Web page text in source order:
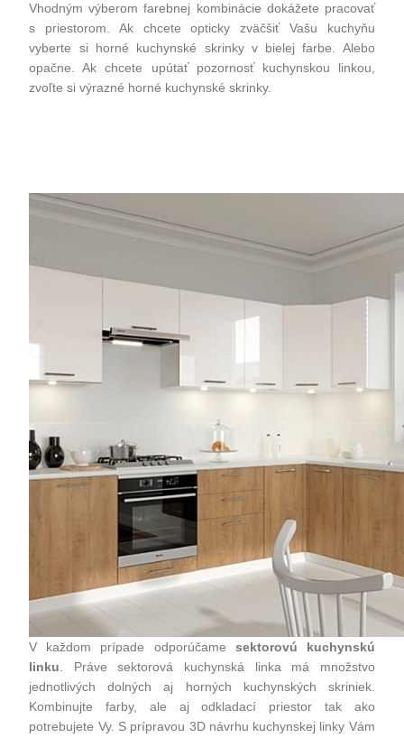
Vhodným výberom farebnej kombinácie dokážete pracovať
s priestorom. Ak chcete opticky zväčšiť Vašu kuchyňu
vyberte si horné kuchynské skrinky v bielej farbe. Alebo
opačne. Ak chcete upútať pozornosť kuchynskou linkou,
zvoľte si výrazné horné kuchynské skrinky.
V každom prípade odporúčame sektorovú kuchynskú
linku . Práve sektorová kuchynská linka má množstvo
jednotlivých dolných aj horných kuchynských skriniek.
Kombinujte farby, ale aj odkladací priestor tak ako
potrebujete Vy. S prípravou 3D návrhu kuchynskej linky Vám